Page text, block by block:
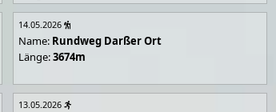
14.05.2026
Name: Rundweg Darßer Ort
Länge:3674m
13.05.2026